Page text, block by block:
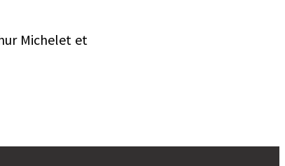
Michelet et